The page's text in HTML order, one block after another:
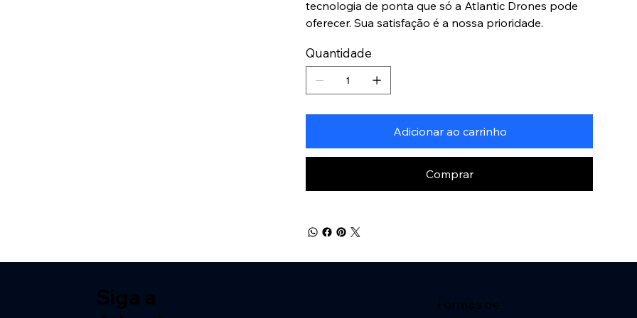
tecnologia de ponta que só a Atlantic Drones pode
oferecer. Sua satisfação é a nossa prioridade.
Quantidade
Adicionar ao carrinho
Comprar
Siga a
Formas de